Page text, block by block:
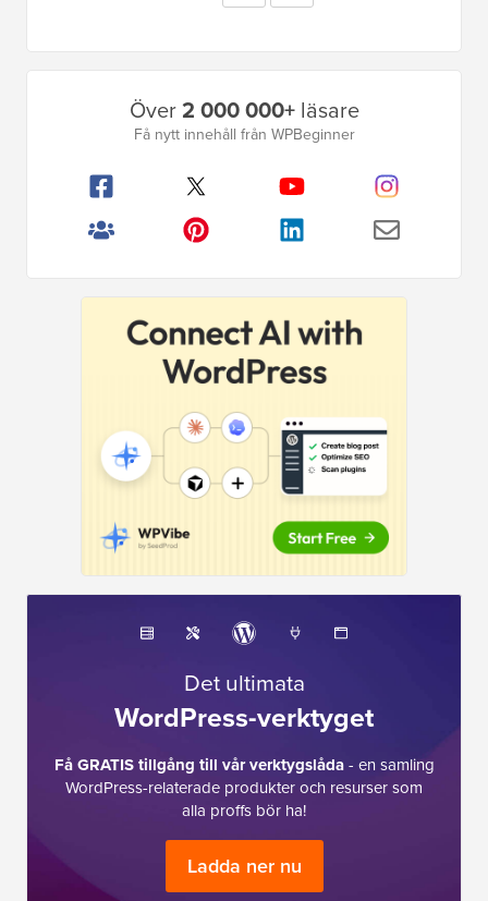
utelämnade
Över2 000 000+läsare
Få nytt innehåll från WPBeginner
Det ultimata
WordPress-verktyget
Få GRATIS tillgång till vår verktygslåda- en samling
WordPress-relaterade produkter och resurser som
alla proffs bör ha!
Ladda ner nu